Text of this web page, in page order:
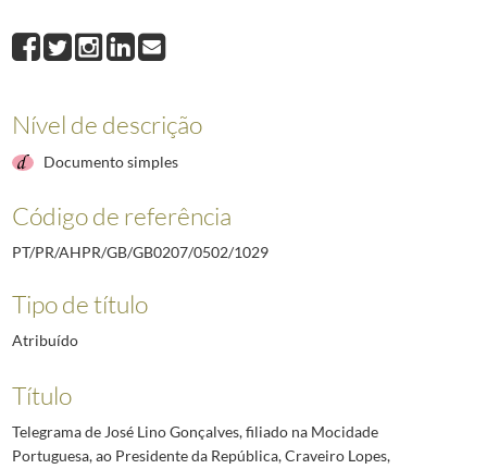
1030Telegrama do Cardeal Patriarca de Lisboa, D. Manuel Cerejeira, ao
1031Telegrama do Presidente da Junta de Freguesia de Alcântara,
1033
Telegrama do Presidente da Direção do Sindicato Nacional dos
(...)
Nível de descrição
Documento simples
Código de referência
PT/PR/AHPR/GB/GB0207/0502/1029
Tipo de título
Atribuído
Título
Telegrama de José Lino Gonçalves, filiado na Mocidade
Portuguesa, ao Presidente da República, Craveiro Lopes,